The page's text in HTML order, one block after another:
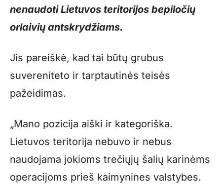
nenaudoti Lietuvos teritorijos bepiločių
orlaivių antskrydžiams.
Jis pareiškė, kad tai būtų grubus
suvereniteto ir tarptautinės teisės
pažeidimas.
„Mano pozicija aiški ir kategoriška.
Lietuvos teritorija nebuvo ir nebus
naudojama jokioms trečiųjų šalių karinėms
operacijoms prieš kaimynines valstybes.